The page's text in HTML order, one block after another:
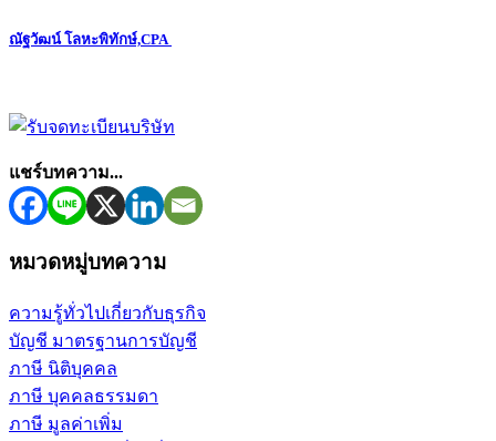
ณัฐวัฒน์ โลหะพิทักษ์,CPA
แชร์บทความ...
หมวดหมู่บทความ
ความรู้ทั่วไปเกี่ยวกับธุรกิจ
บัญชี มาตรฐานการบัญชี
ภาษี นิติบุคคล
ภาษี บุคคลธรรมดา
ภาษี มูลค่าเพิ่ม